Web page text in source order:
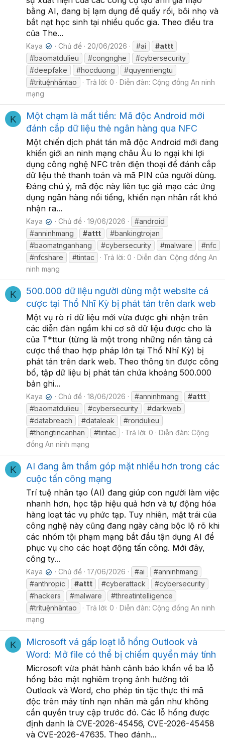
bằng AI, đang bị lạm dụng để quấy rối, bôi nhọ và
bắt nạt học sinh tại nhiều quốc gia. Theo điều tra
của The...
Kaya ✔ Chủ đề 20/06/2026 #ai
#attt
#baomatdulieu
#congnghe
#cybersecurity
#deepfake
#hocduong
#quyenriengtu
#trítuệnhântao
Trả lời: 0 Diễn đàn: Cộng đồng An ninh
mạng
K
Một chạm là mất tiền: Mã độc Android mới
đánh cắp dữ liệu thẻ ngân hàng qua NFC
Một chiến dịch phát tán mã độc Android mới đang
khiến giới an ninh mạng châu Âu lo ngại khi lợi
dụng công nghệ NFC trên điện thoại để đánh cắp
dữ liệu thẻ thanh toán và mã PIN của người dùng.
Đáng chú ý, mã độc này liên tục giả mạo các ứng
dụng ngân hàng nổi tiếng, khiến nạn nhân rất khó
nhận ra...
Kaya ✔ Chủ đề 19/06/2026
#android
#anninhmang
#attt
#bankingtrojan
#baomatnganhang
#cybersecurity #malware
#nfc
#nfcshare
#tintac Trả lời: 0 Diễn đàn: Cộng đồng An
ninh mạng
K
500.000 dữ liệu người dùng một website cá
cược tại Thổ Nhĩ Kỳ bị phát tán trên dark web
Một vụ rò rỉ dữ liệu mới vừa được ghi nhận trên
các diễn đàn ngầm khi cơ sở dữ liệu được cho là
của T*ttur (từng là một trong những nền tảng cá
cược thể thao hợp pháp lớn tại Thổ Nhĩ Kỳ) bị
phát tán trên dark web. Theo thông tin được công
bố, tập dữ liệu bị phát tán chứa khoảng 500.000
bản ghi...
Kaya ✔ Chủ đề 18/06/2026 #anninhmang
#attt
#baomatdulieu
#cybersecurity
#darkweb
#databreach
#dataleak
#roridulieu
#thongtincanhan
#tintac Trả lời: 0 Diễn đàn: Cộng
đồng An ninh mạng
K
AI đang âm thầm góp mặt nhiều hơn trong các
cuộc tấn công mạng
Trí tuệ nhân tạo (AI) đang giúp con người làm việc
nhanh hơn, học tập hiệu quả hơn và tự động hóa
hàng loạt tác vụ phức tạp. Tuy nhiên, mặt trái của
công nghệ này cũng đang ngày càng bộc lộ rõ khi
các nhóm tội phạm mạng bắt đầu tận dụng AI để
phục vụ cho các hoạt động tấn công. Mới đây,
công ty...
Kaya ✔ Chủ đề 17/06/2026 #ai
#anninhmang
#anthropic
#attt #cyberattack
#cybersecurity
#hackers
#malware
#threatintelligence
#trítuệnhântao
Trả lời: 0 Diễn đàn: Cộng đồng An ninh
mạng
K
Microsoft vá gấp loạt lỗ hổng Outlook và
Word: Mở file có thể bị chiếm quyền máy tính
Microsoft vừa phát hành cảnh báo khẩn về ba lỗ
hổng bảo mật nghiêm trọng ảnh hưởng tới
Outlook và Word, cho phép tin tặc thực thi mã
độc trên máy tính nạn nhân mà gần như không
cần quyền truy cập trước đó. Các lỗ hổng được
định danh là CVE-2026-45456, CVE-2026-45458
và CVE-2026-47635. Theo đánh...